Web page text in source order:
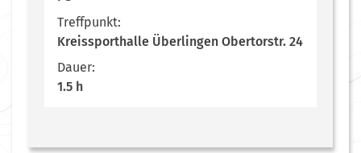
Treffpunkt:
Kreissporthalle Überlingen Obertorstr. 24
Dauer:
1.5 h